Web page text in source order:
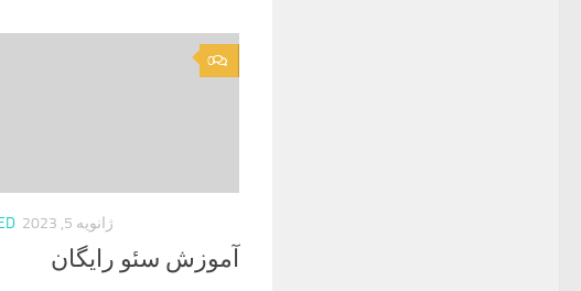
0
ژانویه 5, 2023
آموزش سئو رایگان